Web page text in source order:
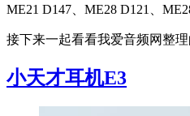
ME21 D147、ME28 D121、
接下来一起看看我爱音频网整
小天才耳机E3